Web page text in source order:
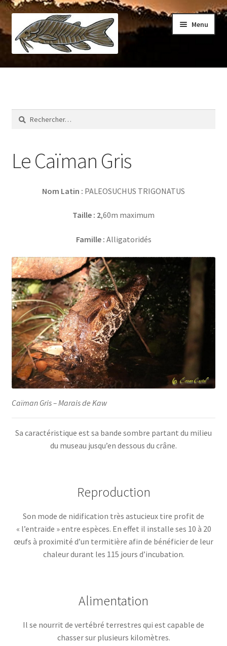
à
la
navigation
au
contenu
Menu
Accueil
Faune
Rechercher :
Le Caïman Gris
Nom Latin : PALEOSUCHUS TRIGONATUS
Taille : 2,60m maximum
Famille : Alligatoridés
Caïman Gris – Marais de Kaw
Sa caractéristique est sa bande sombre partant du milieu
du museau jusqu’en dessous du crâne.
Reproduction
Son mode de nidification très astucieux tire profit de
« l’entraide » entre espèces. En effet il installe ses 10 à 20
œufs à proximité d’un termitière afin de bénéficier de leur
chaleur durant les 115 jours d’incubation.
Alimentation
Il se nourrit de vertébré terrestres qui est capable de
chasser sur plusieurs kilomètres.